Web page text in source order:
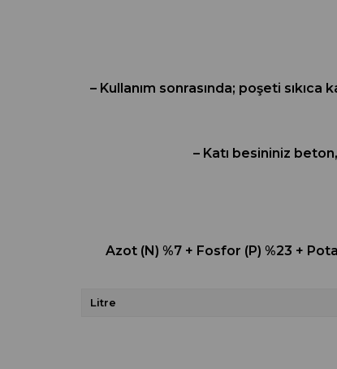
– Kullanım sonrasında; poşeti
– Katı besininiz
Azot (N) %7 + Fosfor (P) %23 +
Litre